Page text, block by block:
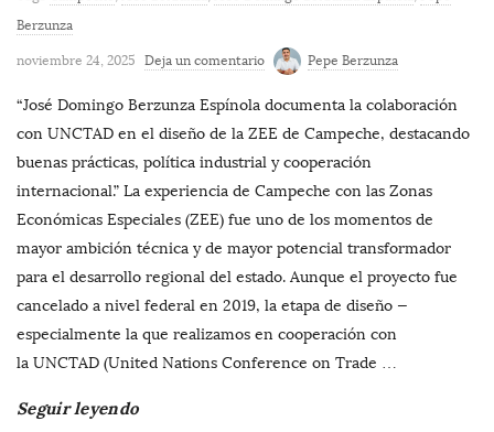
Berzunza
noviembre 24, 2025 Deja un comentario Pepe Berzunza
“José Domingo Berzunza Espínola documenta la colaboración
con UNCTAD en el diseño de la ZEE de Campeche, destacando
buenas prácticas, política industrial y cooperación
internacional.” La experiencia de Campeche con las Zonas
Económicas Especiales (ZEE) fue uno de los momentos de
mayor ambición técnica y de mayor potencial transformador
para el desarrollo regional del estado. Aunque el proyecto fue
cancelado a nivel federal en 2019, la etapa de diseño —
especialmente la que realizamos en cooperación con
la UNCTAD (United Nations Conference on Trade …
Seguir leyendo